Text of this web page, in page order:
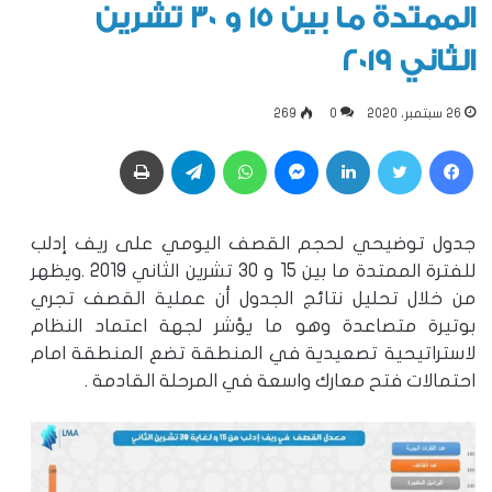
الممتدة ما بين 15 و 30 تشرين
الثاني 2019
26 سبتمبر، 2020 0
269
فيسبوك تويتر لينكدإن ماسنجر واتساب تيلقرام
جدول توضيحي لحجم القصف اليومي على ريف إدلب
للفترة الممتدة ما بين 15 و 30 تشرين الثاني 2019 .ويظهر
من خلال تحليل نتائج الجدول أن عملية القصف تجري
بوتيرة متصاعدة وهو ما يؤشر لجهة اعتماد النظام
لاستراتيحية تصعيدية في المنطقة تضع المنطقة امام
احتمالات فتح معارك واسعة في المرحلة القادمة .